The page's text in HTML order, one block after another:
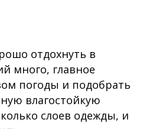
отдохнуть в
много, главное
погоды и подобрать
влагостойкую
слоев одежды, и